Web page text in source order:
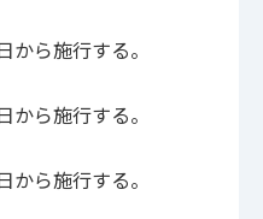
ら施行する。
ら施行する。
ら施行する。